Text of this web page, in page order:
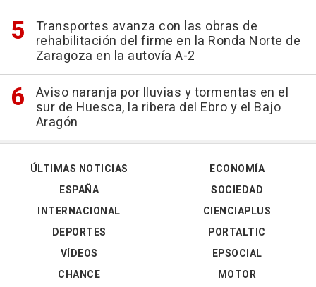
Transportes avanza con las obras de
rehabilitación del firme en la Ronda Norte de
Zaragoza en la autovía A-2
Aviso naranja por lluvias y tormentas en el
sur de Huesca, la ribera del Ebro y el Bajo
Aragón
ÚLTIMAS NOTICIAS
ESPAÑA
INTERNACIONAL
DEPORTES
VÍDEOS
ECONOMÍA
SOCIEDAD
CIENCIAPLUS
PORTALTIC
EPSOCIAL
CHANCE
MOTOR